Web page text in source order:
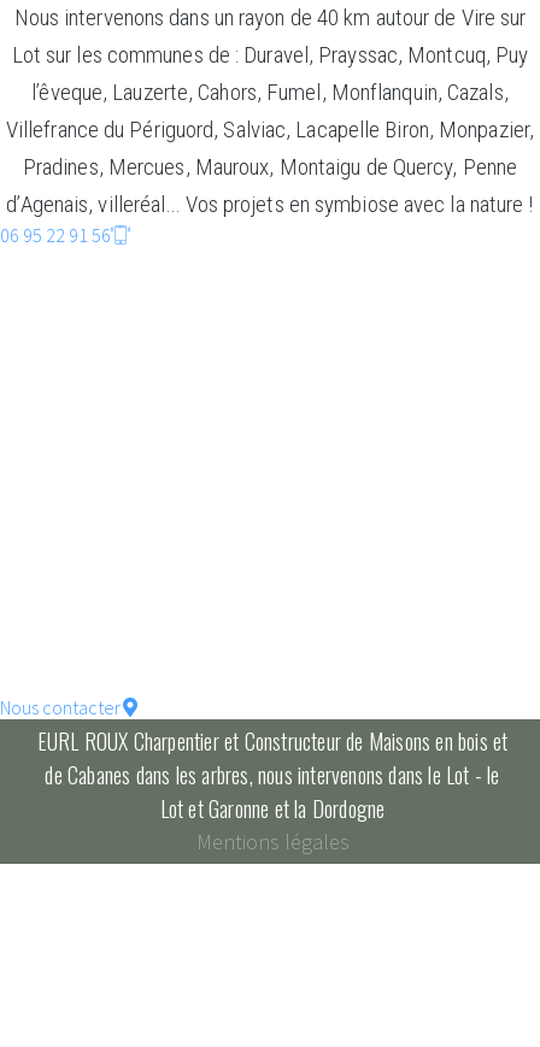
Nous intervenons dans un rayon de 40 km autour de Vire sur
Lot sur les communes de : Duravel, Prayssac, Montcuq, Puy
l’êveque, Lauzerte, Cahors, Fumel, Monflanquin, Cazals,
Villefrance du Périguord, Salviac, Lacapelle Biron, Monpazier,
Pradines, Mercues, Mauroux, Montaigu de Quercy, Penne
d’Agenais, villeréal… Vos projets en symbiose avec la nature !
06 95 22 91 56
Nous contacter
EURL ROUX Charpentier et Constructeur de Maisons en bois et
de Cabanes dans les arbres, nous intervenons dans le Lot - le
Lot et Garonne et la Dordogne
Mentions légales